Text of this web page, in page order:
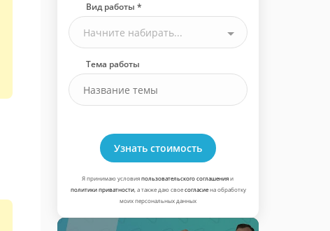
Вид работы *
Начните набирать...
Тема работы
Узнать стоимость
Я принимаю условияпользовательского соглашенияи
политики приватности, а также даю своесогласиена обработку
моих персональных данных